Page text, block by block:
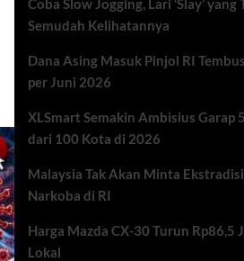
Semudah Kelihatannya
Dana Asing Masuk Pinjol RI
per Juni 2026
XLSmart Semakin Ambisius Garap
dari 100 Kota di 2026
Malaysia Tak Akan Minta
Narkoba di RI
Harga Mazda CX-30 Turun Rp86,5
Lokal